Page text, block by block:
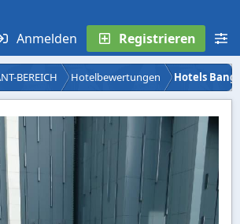
Anmelden Registrieren
BEREICH Hotelbewertungen Hotels